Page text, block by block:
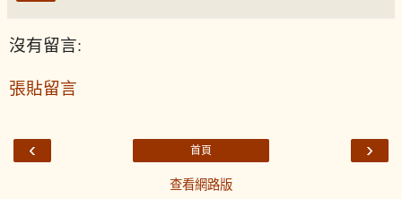
沒有留言:
張貼留言
‹ ›
首頁
查看網路版